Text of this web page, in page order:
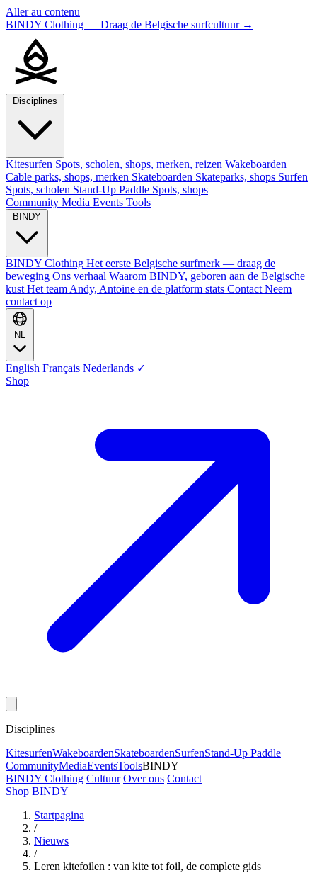
Aller au contenu
BINDY Clothing — Draag de Belgische surfcultuur →
Kitesurfen Spots, scholen, shops, merken, reizen Wakeboarden
Cable parks, shops, merken Skateboarden Skateparks, shops Surfen
Spots, scholen Stand-Up Paddle Spots, shops
Community Media Events Tools
BINDY Clothing Het eerste Belgische surfmerk — draag de
beweging Ons verhaal Waarom BINDY, geboren aan de Belgische
kust Het team Andy, Antoine en de platform stats Contact Neem
contact op
English Français Nederlands ✓
Shop
Disciplines
KitesurfenWakeboardenSkateboardenSurfenStand-Up Paddle
CommunityMediaEventsToolsBINDY
BINDY Clothing Cultuur Over ons Contact
Shop BINDY
Startpagina
/
Nieuws
/
Leren kitefoilen : van kite tot foil, de complete gids